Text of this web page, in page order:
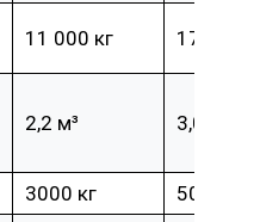
11 000 кг 17 500
2,2 м³ 3,0 м³
3000 кг 5000 кг